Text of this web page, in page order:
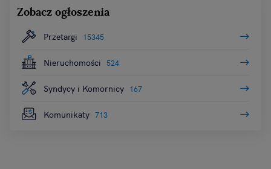
Zobacz ogłoszenia
Przetargi 15345
Nieruchomości 524
Syndycy i Komornicy 167
Komunikaty 713